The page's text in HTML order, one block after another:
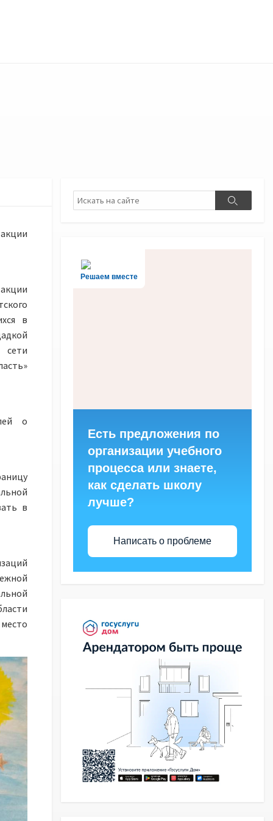
в
сети
о
в
Поиск
Поиск
Решаем вместе
Есть предложения по
организации учебного
процесса или знаете,
как сделать школу
лучше?
Написать о проблеме